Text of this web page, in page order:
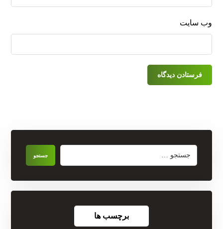
وب‌ سایت
برچسب ها